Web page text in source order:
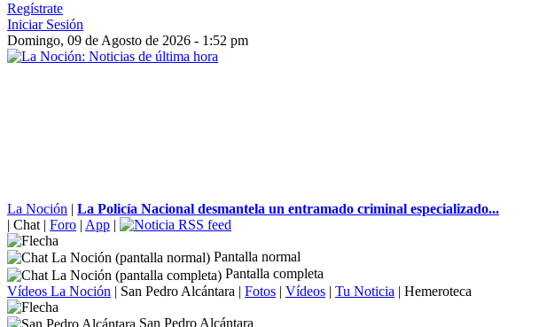
Regístrate
Iniciar Sesión
Domingo, 09 de Agosto de 2026 - 1:52 pm
La Noción | La Policía Nacional desmantela un entramado criminal especializado...
| Chat | Foro | App |
Pantalla normal
Pantalla completa
Vídeos La Noción | San Pedro Alcántara | Fotos | Vídeos | Tu Noticia | Hemeroteca
San Pedro Alcántara